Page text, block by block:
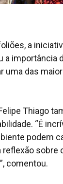
a
a importância
uma das
Thiago
“É
podem
reflexão sobre
comentou.